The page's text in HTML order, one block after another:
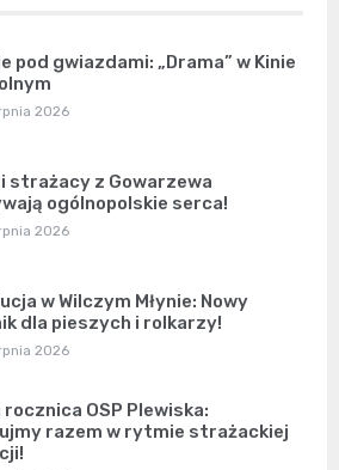
pod gwiazdami: „Drama” w Kinie
2026
strażacy z Gowarzewa
ogólnopolskie serca!
2026
w Wilczym Młynie: Nowy
dla pieszych i rolkarzy!
2026
OSP Plewiska:
razem w rytmie strażackiej